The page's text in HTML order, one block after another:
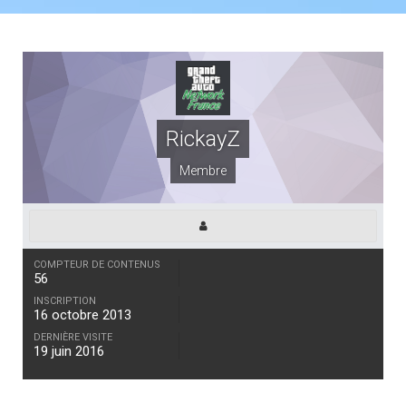
RickayZ
Membre
COMPTEUR DE CONTENUS
56
INSCRIPTION
16 octobre 2013
DERNIÈRE VISITE
19 juin 2016